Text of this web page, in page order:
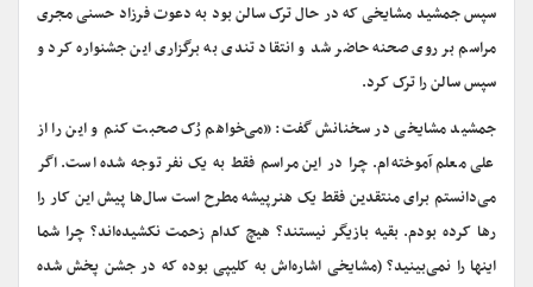
سپس جمشید مشایخی که در حال ترک سالن بود به دعوت فرزاد حسنی مجری
مراسم بر روی صحنه حاضر شد و انتقاد تندی به برگزاری این جشنواره کرد و
سپس سالن را ترک کرد.
جمشید مشایخی در سخنانش گفت: «می‌خواهم رُک صحبت کنم و این را از
علی معلم آموخته‌ام. چرا در این مراسم فقط به یک نفر توجه شده است. اگر
می‌دانستم برای منتقدین فقط یک هنرپیشه مطرح است سال‌ها پیش این کار را
رها کرده بودم. بقیه بازیگر نیستند؟ هیچ کدام زحمت نکشیده‌اند؟ چرا شما
اینها را نمی‌بینید؟ (مشایخی اشاره‌اش به کلیپی بوده که در جشن پخش شده